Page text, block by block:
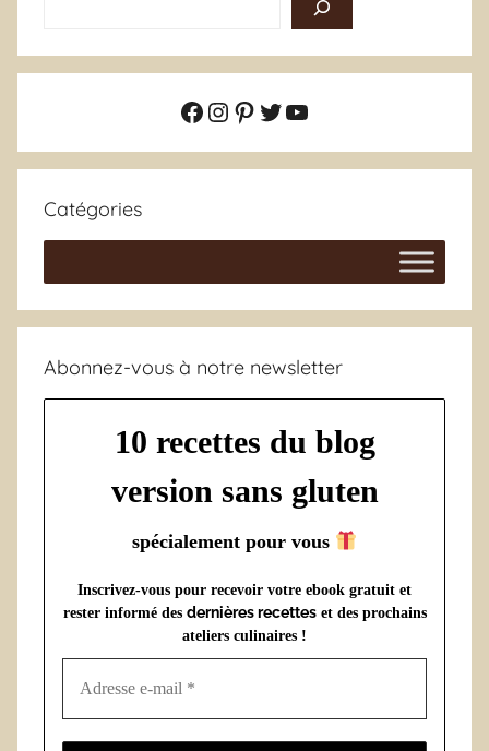
Facebook
Instagram
Pinterest
Twitter
YouTube
Catégories
Abonnez-vous à notre newsletter
10 recettes du blog
version sans gluten
spécialement pour vous
Inscrivez-vous pour recevoir votre ebook gratuit et
rester informé des dernières recettes et des prochains
ateliers culinaires !